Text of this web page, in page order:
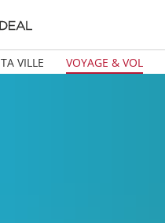
TA VILLE VOYAGE & VOL